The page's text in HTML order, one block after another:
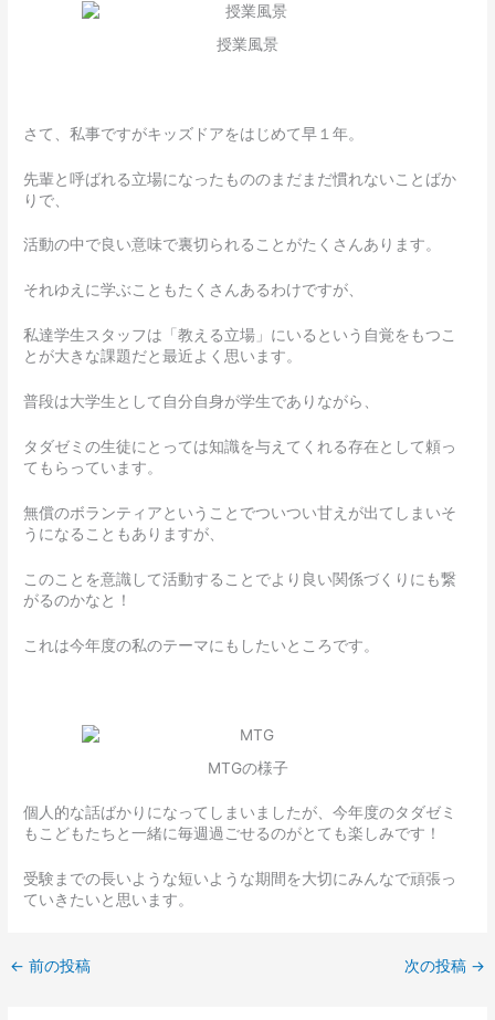
授業風景
さて、私事ですがキッズドアをはじめて早１年。
先輩と呼ばれる立場になったもののまだまだ慣れないことばか
りで、
活動の中で良い意味で裏切られることがたくさんあります。
それゆえに学ぶこともたくさんあるわけですが、
私達学生スタッフは「教える立場」にいるという自覚をもつこ
とが大きな課題だと最近よく思います。
普段は大学生として自分自身が学生でありながら、
タダゼミの生徒にとっては知識を与えてくれる存在として頼っ
てもらっています。
無償のボランティアということでついつい甘えが出てしまいそ
うになることもありますが、
このことを意識して活動することでより良い関係づくりにも繋
がるのかなと！
これは今年度の私のテーマにもしたいところです。
MTGの様子
個人的な話ばかりになってしまいましたが、今年度のタダゼミ
もこどもたちと一緒に毎週過ごせるのがとても楽しみです！
受験までの長いような短いような期間を大切にみんなで頑張っ
ていきたいと思います。
← 前の投稿 次の投稿 →